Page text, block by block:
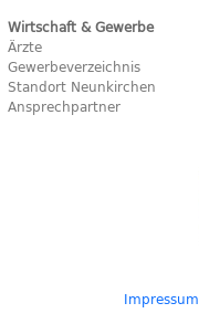
Wirtschaft & Gewerbe
Ärzte
Gewerbeverzeichnis
Standort Neunkirchen
Ansprechpartner
Impressum